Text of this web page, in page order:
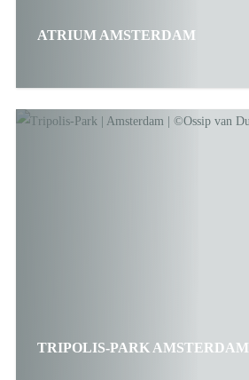
ATRIUM AMSTERDAM
TRIPOLIS-PARK AMSTERDAM